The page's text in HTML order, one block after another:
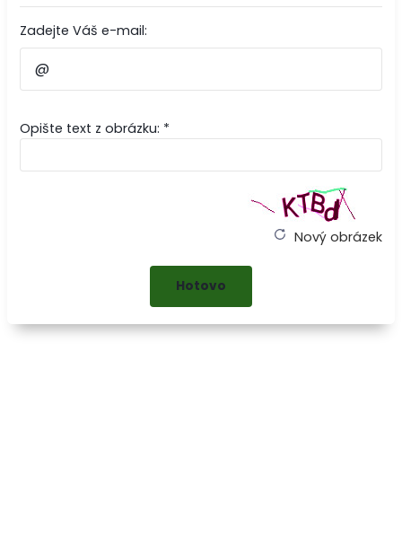
Zadejte Váš e-mail:
Opište text z obrázku: *
Nový obrázek